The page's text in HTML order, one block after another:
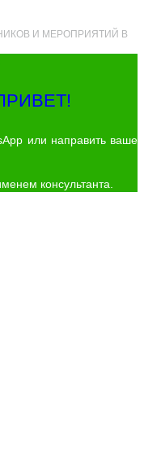
И МЕРОПРИЯТИЙ В
или направить ваше
консультанта.